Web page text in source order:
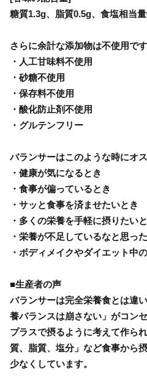
糖質1.3g、脂質0.5g、食塩相当
さらに余計な添加物は不使用です
・人工甘味料不使用
・砂糖不使用
・保存料不使用
・酸化防止剤不使用
・グルテンフリー
バランサーはこのような時にオ
・健康が気になるとき
・食事が偏っているとき
・サッと食事を済ませたいとき
・多くの栄養を手軽に摂りたい
・栄養が不足しているなと思っ
・ボディメイクやダイエット中
■生産者の声
バランサーは完全栄養食とは違
養バランスは崩さない」がコン
プラスで摂るように考えて作ら
質、脂質、塩分」など食事から
少なくしています。